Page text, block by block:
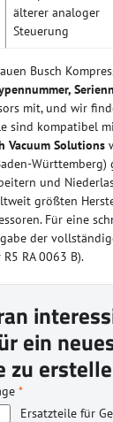
älterer analoger
Steuerung
Busch
mit, und wir
sind kompatibel
Vacuum Solutions
und
größten
Für eine
der
R5 RA 0063 B).
ein
zu
*
Ersatzteile für